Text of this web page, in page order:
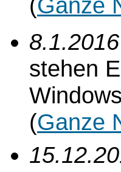
8.1.2016
stehen
(Ganze